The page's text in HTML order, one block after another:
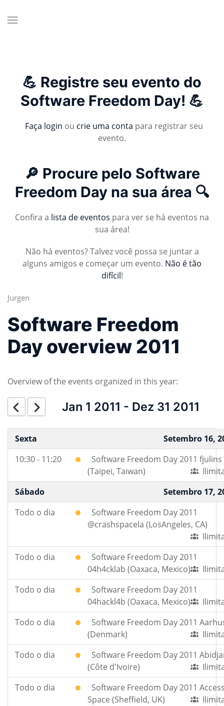
💪 Registre seu evento do
Software Freedom Day! 💪
Faça login ou crie uma conta para registrar seu
evento.
🔎 Procure pelo Software
Freedom Day na sua área 🔍
Confira a lista de eventos para ver se há eventos na
sua área!
Não há eventos? Talvez você possa se juntar a
alguns amigos e começar um evento. Não é tão
difícil!
Jurgen
Software Freedom
Day overview 2011
Overview of the events organized in this year:
Jan 1 2011 - Dez 31 2011
Sexta
Setembro 16,
10:30 - 11:20
Software Freedom Day 2011 fjulins
(Taipei, Taiwan)
Sábado
Setembro 17,
Todo o dia
Software Freedom Day 2011
@crashspacela (LosAngeles, CA)
Todo o dia
Software Freedom Day 2011
04h4cklab (Oaxaca, Mexico)
Todo o dia
Software Freedom Day 2011
04hackl4b (Oaxaca, Mexico)
Todo o dia
Software Freedom Day 2011
(Denmark)
Todo o dia
Software Freedom Day 2011
(Côte d'Ivoire)
Todo o dia
Software Freedom Day 2011
Space (Sheffield, UK)